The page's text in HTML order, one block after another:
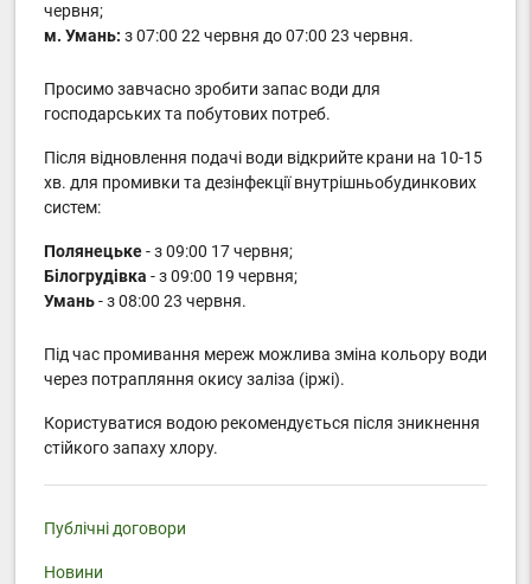
червня;
м. Умань: з 07:00 22 червня до 07:00 23 червня.
Просимо завчасно зробити запас води для
господарських та побутових потреб.
Після відновлення подачі води відкрийте крани на 10-15
хв. для промивки та дезінфекції внутрішньобудинкових
систем:
Полянецьке- з 09:00 17 червня;
Білогрудівка - з 09:00 19 червня;
Умань- з 08:00 23 червня.
Під час промивання мереж можлива зміна кольору води
через потрапляння окису заліза (іржі).
Користуватися водою рекомендується після зникнення
стійкого запаху хлору.
Публічні договори
Новини